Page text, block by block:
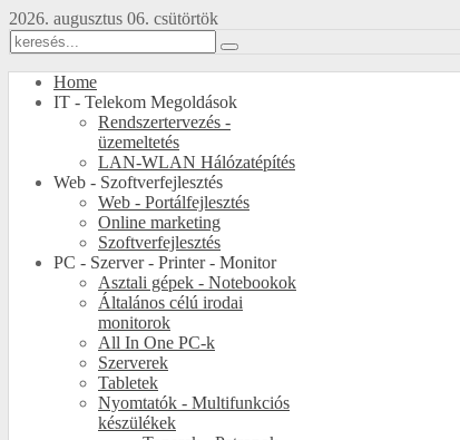
2026. augusztus 06. csütörtök
Home
IT - Telekom Megoldások
Rendszertervezés -
üzemeltetés
LAN-WLAN Hálózatépítés
Web - Szoftverfejlesztés
Web - Portálfejlesztés
Online marketing
Szoftverfejlesztés
PC - Szerver - Printer - Monitor
Asztali gépek - Notebookok
Általános célú irodai
monitorok
All In One PC-k
Szerverek
Tabletek
Nyomtatók - Multifunkciós
készülékek